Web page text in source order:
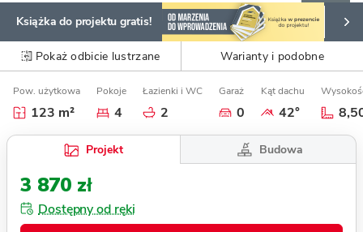
Książka do projektu gratis!
Pokaż odbicie lustrzane Warianty i podobne
Pow. użytkowa
123 m²
Pokoje
4
Łazienki i WC
2
Garaż
0
Kąt dachu
42°
Projekt Budowa
3 870 zł
Dostępny od ręki